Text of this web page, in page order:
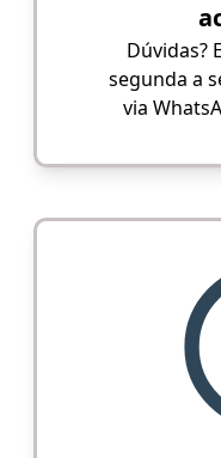
Dúvidas?
segunda a
via